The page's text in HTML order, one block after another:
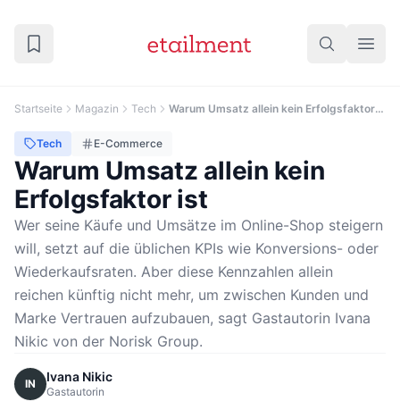
Startseite Magazin Tech Warum Umsatz allein kein Erfolgsfaktor ist
© Higgsfield / Soul
Tech E-Commerce
Warum Umsatz allein kein
Erfolgsfaktor ist
Wer seine Käufe und Umsätze im Online-Shop steigern
will, setzt auf die üblichen KPIs wie Konversions- oder
Wiederkaufsraten. Aber diese Kennzahlen allein
reichen künftig nicht mehr, um zwischen Kunden und
Marke Vertrauen aufzubauen, sagt Gastautorin Ivana
Nikic von der Norisk Group.
IN Ivana Nikic
Gastautorin